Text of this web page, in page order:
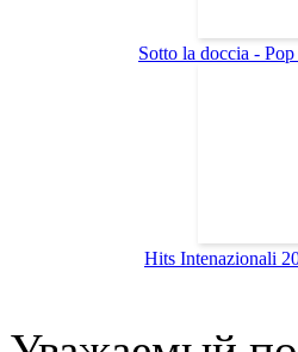
Sotto la doccia -
Hits Intenazionali